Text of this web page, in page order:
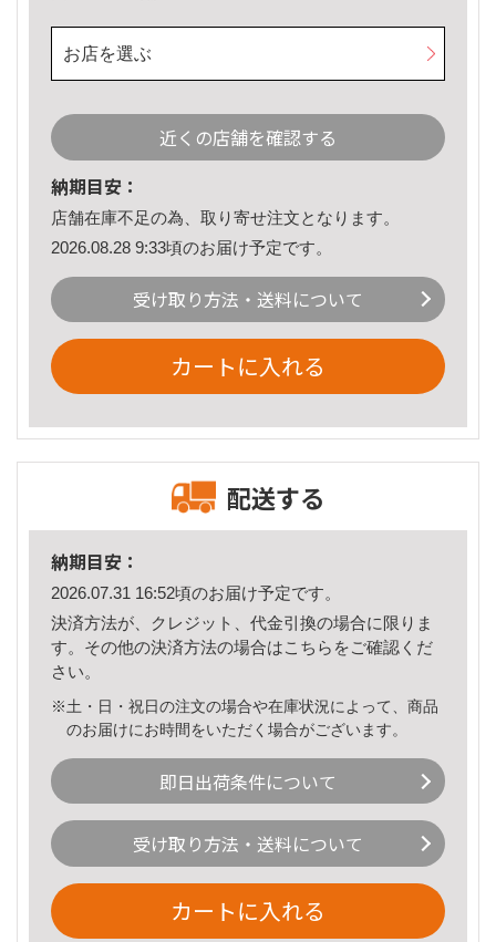
お店を選ぶ
近くの店舗を確認する
納期目安：
店舗在庫不足の為、取り寄せ注文となります。
2026.08.28 9:33頃のお届け予定です。
受け取り方法・送料について
カートに入れる
配送する
納期目安：
2026.07.31 16:52頃のお届け予定です。
決済方法が、クレジット、代金引換の場合に限りま
す。その他の決済方法の場合はこちら をご確認くだ
さい。
※土・日・祝日の注文の場合や在庫状況によって、商品
のお届けにお時間をいただく場合がございます。
即日出荷条件について
受け取り方法・送料について
カートに入れる